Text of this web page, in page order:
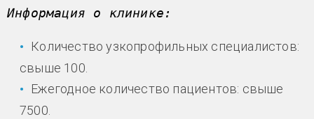
Количество узкопрофильных специалистов:
свыше 100.
Ежегодное количество пациентов: свыше
7500.